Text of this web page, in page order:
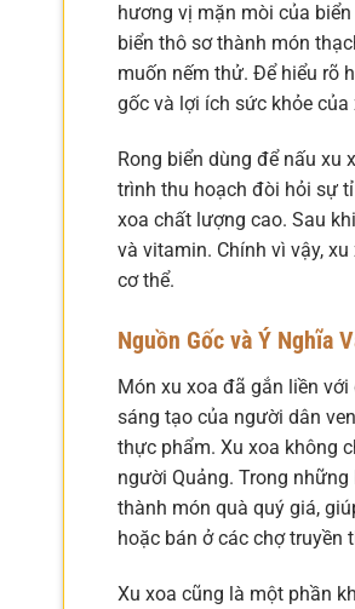
hương vị mặn mòi của
biển thô sơ thành món
muốn nếm thử. Để hiểu rõ
gốc và lợi ích sức khỏe của
Rong biển dùng để nấu xu
trình thu hoạch đòi hỏi sự
xoa chất lượng cao. Sau
và vitamin. Chính vì vậy,
cơ thể.
Nguồn Gốc và Ý Nghĩa
Món xu xoa đã gắn liền
sáng tạo của người dân
thực phẩm. Xu xoa không
người Quảng. Trong
thành món quà quý giá,
hoặc bán ở các chợ truyền
Xu xoa cũng là một phần